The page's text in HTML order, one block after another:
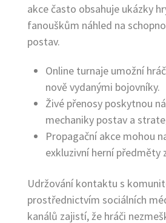
akce často obsahuje ukázky
fanouškům náhled na
postav.
Online turnaje umožní
nově vydanými bojovníky.
Živé přenosy poskytnou
mechaniky postav a
Propagační akce mohou
exkluzivní herní předměty
Udržování kontaktu s
prostřednictvím sociálních
kanálů zajistí, že hráči